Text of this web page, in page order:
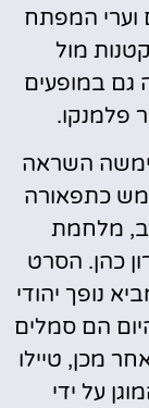
וערי המפתח
מול
גם במופעים
פלמנקו.
השראה
כתפאורה
מלחמת
כהן. הסרט
נופך יהודי
הם סמלים
מכן, טיילו
על ידי